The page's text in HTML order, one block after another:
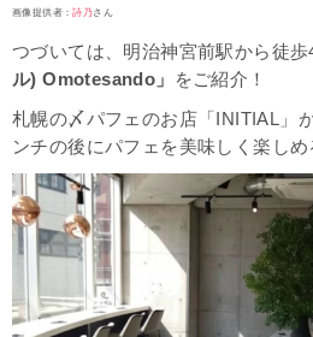
画像提供者：詩乃さん
つづいては、明治神宮前駅から徒歩
ル) Omotesando」
をご紹介！
札幌の〆パフェのお店「INITIAL」
ンチの後にパフェを美味しく楽しめ